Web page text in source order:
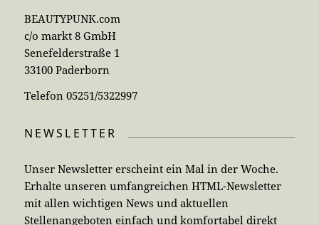
BEAUTYPUNK.com
c/o markt 8 GmbH
Senefelderstraße 1
33100 Paderborn
Telefon 05251/5322997
NEWSLETTER
Unser Newsletter erscheint ein Mal in der Woche.
Erhalte unseren umfangreichen HTML-Newsletter
mit allen wichtigen News und aktuellen
Stellenangeboten einfach und komfortabel direkt